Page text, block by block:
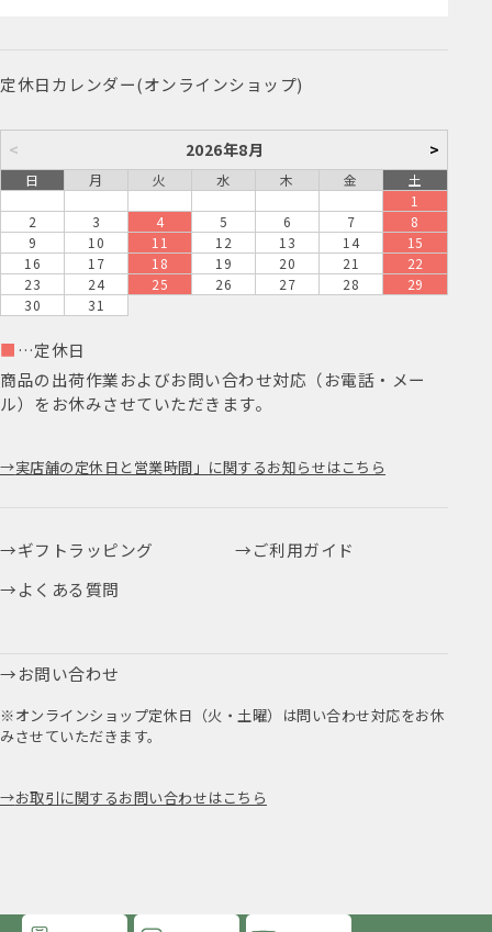
定休日カレンダー(オンラインショップ)
< 2026年8月 >
日 月 火 水 木 金
土
1
2
3 4 5 6 7
8
9
10 11 12 13 14
15
16
17 18 19 20 21
22
23
24 25 26 27 28
29
30
31
■ …定休日
商品の出荷作業およびお問い合わせ対応（お電話・メー
ル）をお休みさせていただきます。
実店舗の定休日と営業時間」に関するお知らせはこちら
ギフトラッピング
ご利用ガイド
よくある質問
お問い合わせ
※オンラインショップ定休日（火・土曜）は問い合わせ対応をお休
みさせていただきます。
お取引に関するお問い合わせはこちら